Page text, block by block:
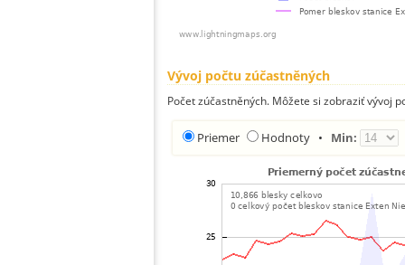
Vývoj počtu zúčastněných
Počet zúčastněných. Môžete si zobraziť vývoj
Priemer Hodnoty • Min: